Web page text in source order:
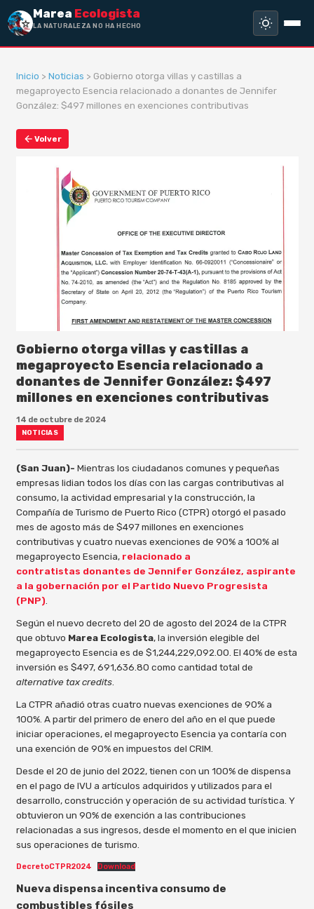
Marea Ecologista
LA NATURALEZA NO HA HECHO ESCLAVO
Inicio > Noticias > Gobierno otorga villas y castillas a
megaproyecto Esencia relacionado a donantes de Jennifer
González: $497 millones en exenciones contributivas
Volver
Gobierno otorga villas y castillas a
megaproyecto Esencia relacionado a
donantes de Jennifer González: $497
millones en exenciones contributivas
14 de octubre de 2024
NOTICIAS
(San Juan)- Mientras los ciudadanos comunes y pequeñas
empresas lidian todos los días con las cargas contributivas al
consumo, la actividad empresarial y la construcción, la
Compañía de Turismo de Puerto Rico (CTPR) otorgó el pasado
mes de agosto más de $497 millones en exenciones
contributivas y cuatro nuevas exenciones de 90% a 100% al
megaproyecto Esencia, relacionado a
contratistas donantes de Jennifer González, aspirante
a la gobernación por el Partido Nuevo Progresista
(PNP)
Según el nuevo decreto del 20 de agosto del 2024 de la CTPR
que obtuvo Marea Ecologista, la inversión elegible del
megaproyecto Esencia es de $1,244,229,092.00. El 40% de esta
inversión es $497, 691,636.80 como cantidad total de
alternative tax credits.
La CTPR añadió otras cuatro nuevas exenciones de 90% a
100%. A partir del primero de enero del año en el que puede
iniciar operaciones, el megaproyecto Esencia ya contaría con
una exención de 90% en impuestos del CRIM.
Desde el 20 de junio del 2022, tienen con un 100% de dispensa
en el pago de IVU a artículos adquiridos y utilizados para el
desarrollo, construcción y operación de su actividad turística. Y
obtuvieron un 90% de exención a las contribuciones
relacionadas a sus ingresos, desde el momento en el que inicien
sus operaciones de turismo.
DecretoCTPR2024 Download
Nueva dispensa incentiva consumo de
combustibles fósiles